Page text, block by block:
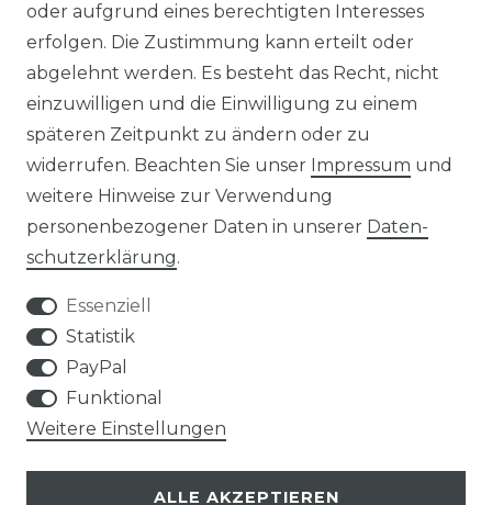
AGB Widerrufs­recht
Kontakt
SERVICE
VERSANDKOSTEN
oder aufgrund eines berechtigten Interesses
erfolgen. Die Zustimmung kann erteilt oder
abgelehnt werden. Es besteht das Recht, nicht
einzuwilligen und die Einwilligung zu einem
späteren Zeitpunkt zu ändern oder zu
widerrufen. Beachten Sie unser Impressum und
weitere Hinweise zur Verwendung
personenbezogener Daten in unserer Daten­
schutz­erklärung.
Essenziell
Statistik
PayPal
Funktional
Weitere Einstellungen
ALLE AKZEPTIEREN